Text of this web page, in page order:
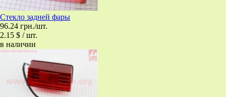
Стекло задней фары
96.24 грн./шт.
2.15 $ / шт.
в наличии